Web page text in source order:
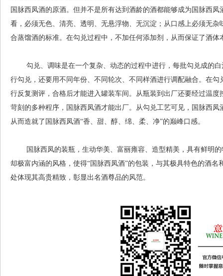
国脉西凤酒的原酒。但并不是所有达到酒龄的酒都能够成为国脉西
看，必须无色、清亮、透明、无悬浮物、无沉淀；从口感上必须无
合蒸馏酒的标准。在勾兑过程中，不加任何添加剂，从而保证了酒体
勾兑、调味是在一个复杂、动态的过程中进行，每批勾兑成的白
行勾兑，还要用不同年份、不同轮次、不同样酒进行调配融合。在
行反复测评，合格后才能进入罐装车间。从瓶装到出厂还要经过温
苛刻的多种程序，国脉西凤酒才能出厂。从勾兑工艺可见，国脉西
从而造就了国脉西凤酒“香、甜、醇、绵、柔、净”的巅峰口感。
国脉西凤的装瓶，生动华美、富丽雍容、造型精美，具有鲜明的
却极富内涵的风格，使得“国脉西凤酒”的包装，与其极具特色的酒
处体现其高贵精致，彰显出名酒尊品的风范。